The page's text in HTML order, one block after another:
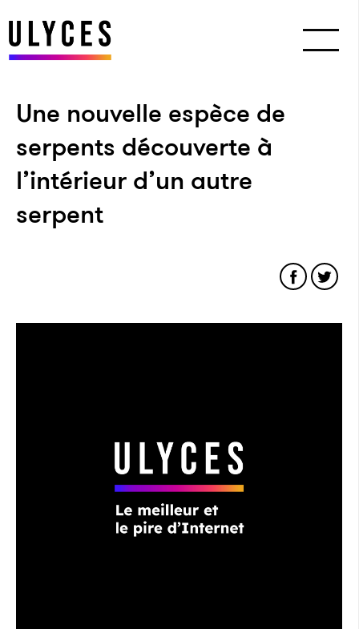
Une nouvelle espèce de
serpents découverte à
l’intérieur d’un autre
serpent